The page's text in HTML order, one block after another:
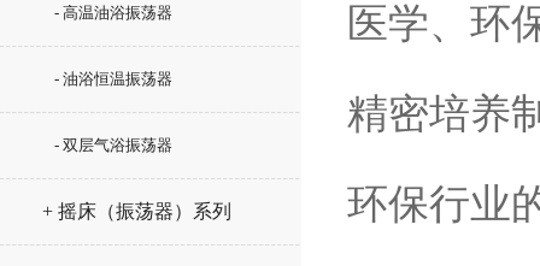
- 高温油浴振荡器
- 油浴恒温振荡器
- 双层气浴振荡器
+ 摇床（振荡器）系列
医学、环
精密培养
环保行业